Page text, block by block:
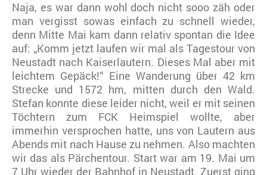
Naja, es war dann wohl doch nicht sooo zäh oder
man vergisst sowas einfach zu schnell wieder,
denn Mitte Mai kam dann relativ spontan die Idee
auf: „Komm jetzt laufen wir mal als Tagestour von
Neustadt nach Kaiserlautern. Dieses Mal aber mit
leichtem Gepäck!“ Eine Wanderung über 42 km
Strecke und 1572 hm, mitten durch den Wald.
Stefan konnte diese leider nicht, weil er mit seinen
Töchtern zum FCK Heimspiel wollte, aber
immerhin versprochen hatte, uns von Lautern aus
Abends mit nach Hause zu nehmen. Also machten
wir das als Pärchentour. Start war am 19. Mai um
7 Uhr wieder der Bahnhof in Neustadt. Zuerst ging